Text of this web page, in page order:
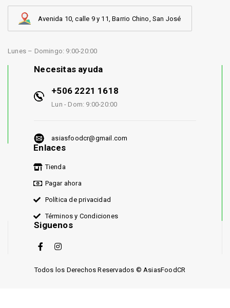
Avenida 10, calle 9 y 11, Barrio Chino, San José
Lunes – Domingo: 9:00-20:00
Necesitas ayuda
+506 2221 1618
Lun - Dom: 9:00-20:00
asiasfoodcr@gmail.com
Enlaces
Tienda
Pagar ahora
Política de privacidad
Términos y Condiciones
Siguenos
Todos los Derechos Reservados © AsiasFoodCR